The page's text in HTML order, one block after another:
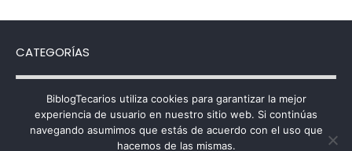
CATEGORÍAS
Categorías
BiblogTecarios utiliza cookies para garantizar la mejor
experiencia de usuario en nuestro sitio web. Si continúas
navegando asumimos que estás de acuerdo con el uso que
hacemos de las mismas.